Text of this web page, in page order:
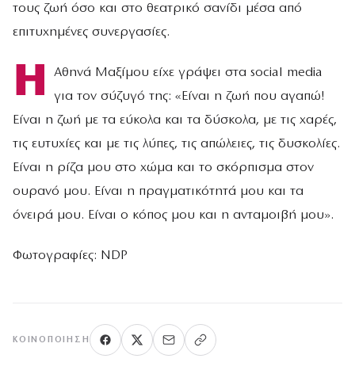
τους ζωή όσο και στο θεατρικό σανίδι μέσα από
επιτυχημένες συνεργασίες.
Η
Αθηνά Μαξίμου είχε γράψει στα social media
για τον σύζυγό της: «Είναι η ζωή που αγαπώ!
Είναι η ζωή με τα εύκολα και τα δύσκολα, με τις χαρές,
τις ευτυχίες και με τις λύπες, τις απώλειες, τις δυσκολίες.
Είναι η ρίζα μου στο χώμα και το σκόρπισμα στον
ουρανό μου. Είναι η πραγματικότητά μου και τα
όνειρά μου. Είναι ο κόπος μου και η ανταμοιβή μου».
Φωτογραφίες: NDP
ΚΟΙΝΟΠΟΊΗΣΗ